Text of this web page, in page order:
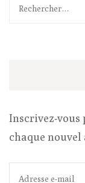
Rechercher :
Inscrivez-
chaque